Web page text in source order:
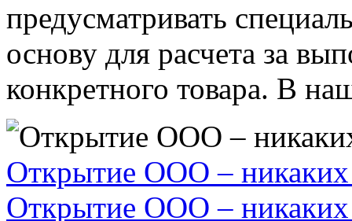
предусматривать
основу для расчета за
конкретного товара. В
Открытие ООО – никаких
Открытие ООО – никаких